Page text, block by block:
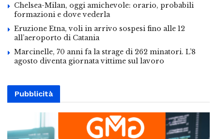
Chelsea-Milan, oggi amichevole: orario, probabili
formazioni e dove vederla
Eruzione Etna, voli in arrivo sospesi fino alle 12
all’aeroporto di Catania
Marcinelle, 70 anni fa la strage di 262 minatori. L’8
agosto diventa giornata vittime sul lavoro
Pubblicità